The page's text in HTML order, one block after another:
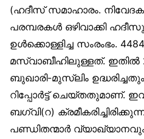
(ഹദീസ് സമാഹാരം.
പരമ്പരകള്‍ ഒഴിവാക്കി
ഉള്‍ക്കൊള്ളിച്ച സംരംഭം.
മസ്വാബീഹിലുള്ളത്. ഇതില്‍
ബുഖാരി-മുസ്‌ലിം
റിപ്പോര്‍ട്ട് ചെയ്തതുമാണ്.
ബഗ്‌വി(റ)
പണ്ഡിതന്മാര്‍ വ്യാഖ്യാനവും